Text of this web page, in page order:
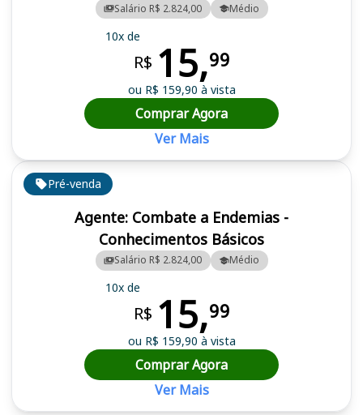
Pré-venda
Agente: Combate a Endemias -
Conhecimentos Básicos
Salário R$ 2.824,00 Médio
10x de
R$ 15,99
ou R$ 159,90 à vista
Comprar Agora
Ver Mais
Salário R$ 2.824,00 Médio
10x de
R$ 15,99
ou R$ 159,90 à vista
Comprar Agora
Ver Mais